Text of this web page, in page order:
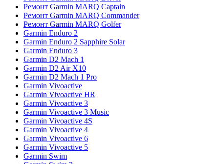
Ремонт Garmin MARQ Captain
Ремонт Garmin MARQ Commander
Ремонт Garmin MARQ Golfer
Garmin Enduro 2
Garmin Enduro 2 Sapphire Solar
Garmin Enduro 3
Garmin D2 Mach 1
Garmin D2 Air X10
Garmin D2 Mach 1 Pro
Garmin Vivoactive
Garmin Vivoactive HR
Garmin Vivoactive 3
Garmin Vivoactive 3 Music
Garmin Vivoactive 4S
Garmin Vivoactive 4
Garmin Vivoactive 6
Garmin Vivoactive 5
Garmin Swim